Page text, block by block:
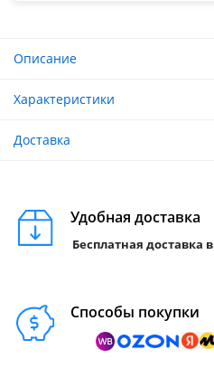
Описание
Характеристики
Доставка
Удобная доставка
Бесплатная доставка
Способы покупки